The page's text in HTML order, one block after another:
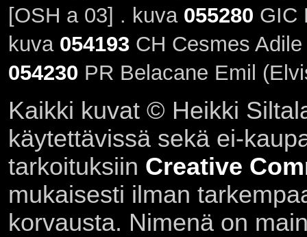
[OSH a 03] . kuva 055280 GIC
kuva 054193CH Cesmes
054230 PR Belacane Emil
Kaikki kuvat © Heikki
käytettävissä sekä ei-
tarkoituksiin Creative
mukaisesti ilman
korvausta. Nimenä on